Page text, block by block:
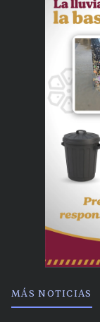
MÁS NOTICIAS